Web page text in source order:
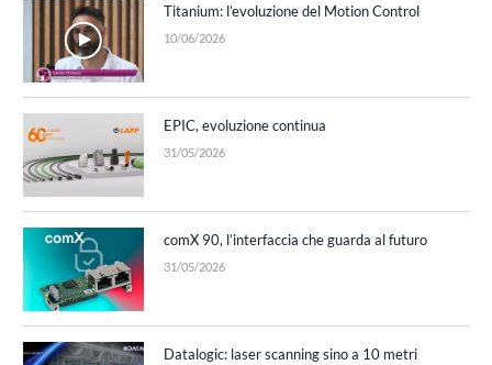
Titanium: l’evoluzione del Motion Control
10/06/2026
EPIC, evoluzione continua
31/05/2026
comX 90, l’interfaccia che guarda al futuro
31/05/2026
Datalogic: laser scanning sino a 10 metri